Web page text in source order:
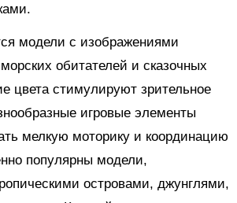
модели с изображениями
обитателей и сказочных
цвета стимулируют зрительное
игровые элементы
мелкую моторику и координацию
популярны модели,
островами, джунглями,